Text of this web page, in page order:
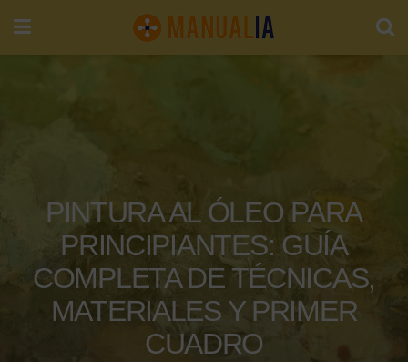
PINTURA AL ÓLEO PARA
PRINCIPIANTES: GUÍA
COMPLETA DE TÉCNICAS,
MATERIALES Y PRIMER
CUADRO